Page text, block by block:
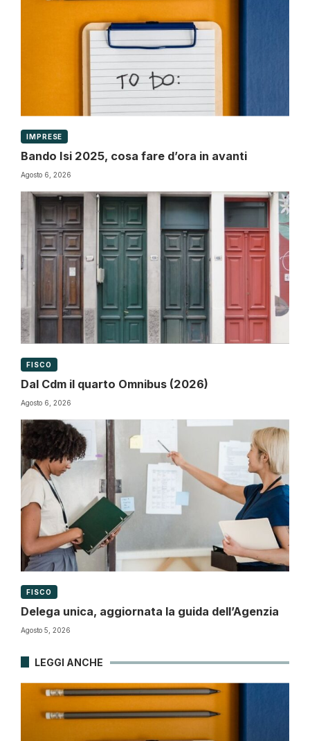
IMPRESE
Bando Isi 2025, cosa fare d’ora in avanti
Agosto 6, 2026
FISCO
Dal Cdm il quarto Omnibus (2026)
Agosto 6, 2026
FISCO
Delega unica, aggiornata la guida dell’Agenzia
Agosto 5, 2026
LEGGI ANCHE